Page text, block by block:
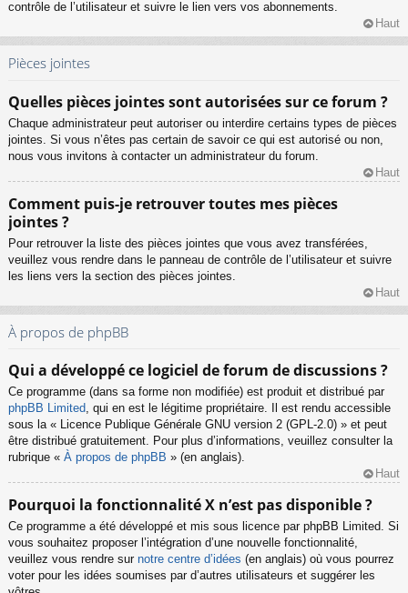
contrôle de l’utilisateur et suivre le lien vers vos abonnements.
Haut
Pièces jointes
Quelles pièces jointes sont autorisées sur ce forum ?
Chaque administrateur peut autoriser ou interdire certains types de pièces
jointes. Si vous n’êtes pas certain de savoir ce qui est autorisé ou non,
nous vous invitons à contacter un administrateur du forum.
Haut
Comment puis-je retrouver toutes mes pièces
jointes ?
Pour retrouver la liste des pièces jointes que vous avez transférées,
veuillez vous rendre dans le panneau de contrôle de l’utilisateur et suivre
les liens vers la section des pièces jointes.
Haut
À propos de phpBB
Qui a développé ce logiciel de forum de discussions ?
Ce programme (dans sa forme non modifiée) est produit et distribué par
phpBB Limited, qui en est le légitime propriétaire. Il est rendu accessible
sous la « Licence Publique Générale GNU version 2 (GPL-2.0) » et peut
être distribué gratuitement. Pour plus d’informations, veuillez consulter la
rubrique « À propos de phpBB » (en anglais).
Haut
Pourquoi la fonctionnalité X n’est pas disponible ?
Ce programme a été développé et mis sous licence par phpBB Limited. Si
vous souhaitez proposer l’intégration d’une nouvelle fonctionnalité,
veuillez vous rendre sur notre centre d’idées (en anglais) où vous pourrez
voter pour les idées soumises par d’autres utilisateurs et suggérer les